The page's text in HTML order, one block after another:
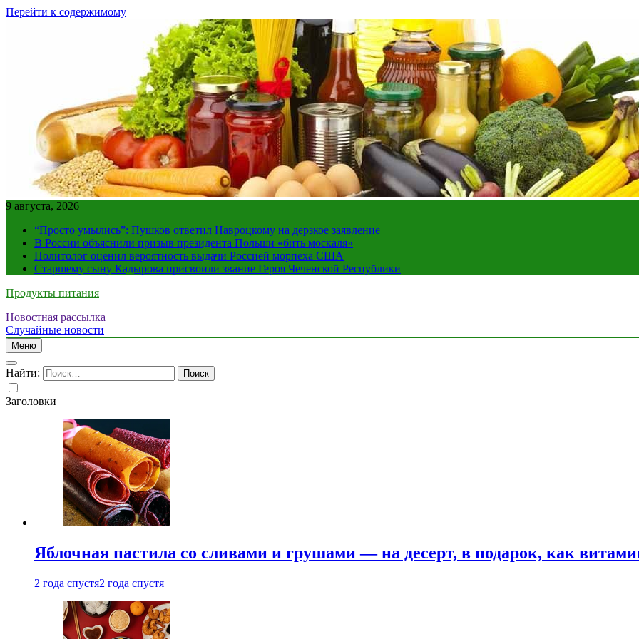
Перейти к содержимому
9 августа, 2026
“Просто умылись”: Пушков ответил Навроцкому на дерзкое заявление
В России объяснили призыв президента Польши «бить москаля»
Политолог оценил вероятность выдачи Россией морпеха США
Старшему сыну Кадырова присвоили звание Героя Чеченской Республики
Продукты питания
Новостная рассылка
Случайные новости
Меню
Найти:
Заголовки
Яблочная пастила со сливами и грушами — на десерт, в подарок, как
2 года спустя2 года спустя